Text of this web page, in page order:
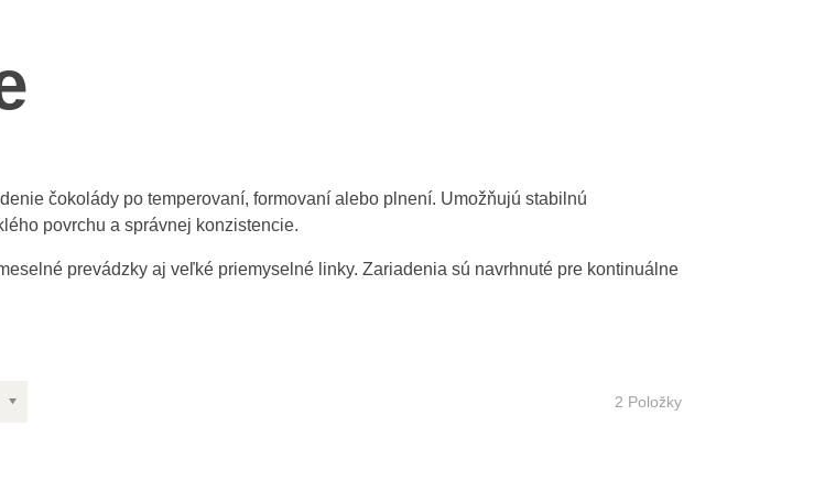
čokolády po temperovaní, formovaní alebo plnení. Umožňujú stabilnú
povrchu a správnej konzistencie.
prevádzky aj veľké priemyselné linky. Zariadenia sú navrhnuté pre kontinuálne
2 Položky